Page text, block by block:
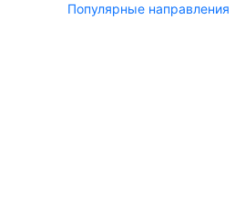
Популярные направления